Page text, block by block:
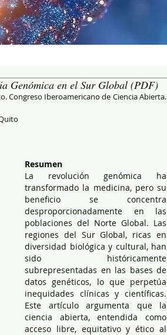
Genómica en el Sur Global (PDF)
Congreso Iberoamericano de Ciencia Abierta.
Resumen
La revolución genómica ha
transformado la medicina, pero su
beneficio se concentra
desproporcionadamente en las
poblaciones del Norte Global. Las
regiones del Sur Global, ricas en
diversidad biológica y cultural, han
sido históricamente
subrepresentadas en las bases de
datos genéticos, lo que perpetúa
inequidades clínicas y científicas.
Este artículo argumenta que la
ciencia abierta, entendida como
acceso libre, equitativo y ético al